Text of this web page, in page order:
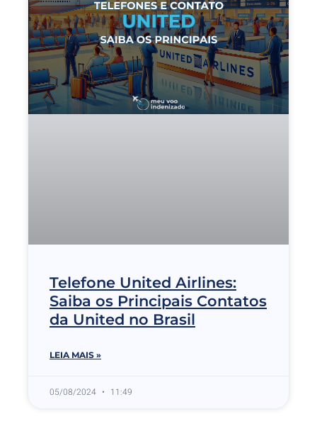
Telefone United Airlines:
Saiba os Principais Contatos
da United no Brasil
LEIA MAIS »
05/08/2024 11:49